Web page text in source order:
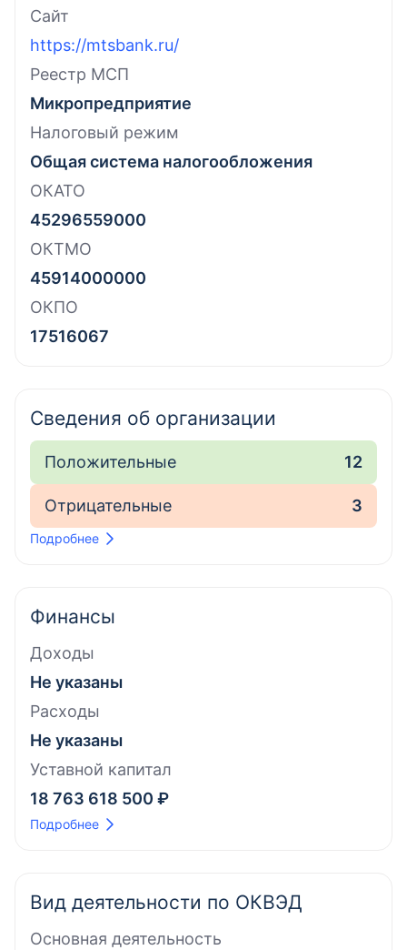
Сайт
https://mtsbank.ru/
Реестр МСП
Микропредприятие
Налоговый режим
Общая система налогообложения
ОКАТО
45296559000
ОКТМО
45914000000
ОКПО
17516067
Сведения об организации
Положительные 12
Отрицательные 3
Подробнее
Финансы
Доходы
Не указаны
Расходы
Не указаны
Уставной капитал
18 763 618 500 ₽
Подробнее
Вид деятельности по ОКВЭД
Основная деятельность